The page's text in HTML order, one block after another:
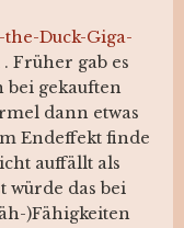
Duck-Giga-
. Früher gab es
bei gekauften
dann etwas
Endeffekt finde
auffällt als
würde das bei
)Fähigkeiten